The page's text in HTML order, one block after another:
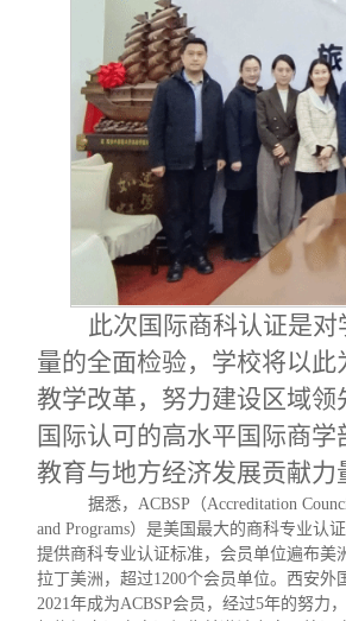
此次国际商科认证是
量的全面检验，学校将以此
教学改革，努力建设区域领
国际认可的高水平国际商学
教育与地方经济发展贡献力
据悉， ACBSP（Accreditation
and Programs）是美国最大的商科专业认
提供商科专业认证标准，会员单位遍布美
拉丁美洲，超过1200个会员单位。西安外
2021年成为ACBSP会员，经过5年的努力